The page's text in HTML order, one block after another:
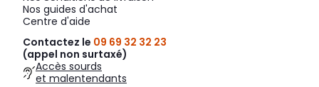
Nos guides d'achat
Centre d'aide
Contactez le 09 69 32 32 23
(appel non surtaxé)
Accès sourds
et malentendants